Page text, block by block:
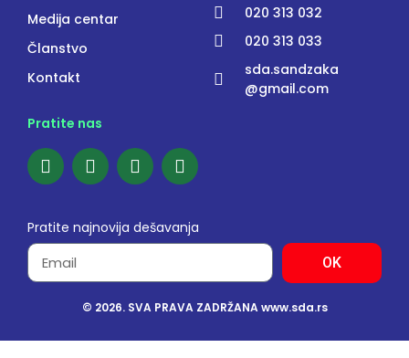
Medija centar
Članstvo
Kontakt
020 313 032
020 313 033
sda.sandzaka
@gmail.com
Pratite nas
Pratite najnovija dešavanja
OK
© 2026. SVA PRAVA ZADRŽANA www.sda.rs